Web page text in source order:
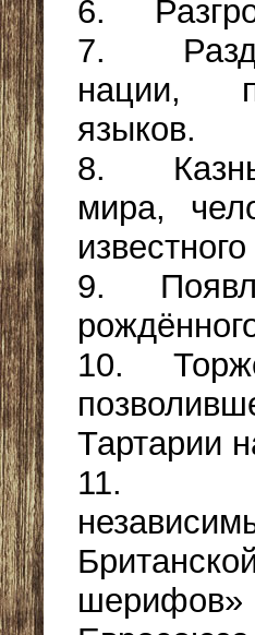
6.
7.
нации,
языков.
8. Казнь
мира,
9.
10.
Тартарии
11.
шерифов»